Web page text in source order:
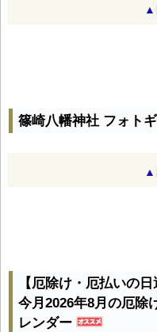
▲
篠崎八幡神社 フォト
▲
【厄除け・厄払いの日
今月2026年8月の厄除
レンダー